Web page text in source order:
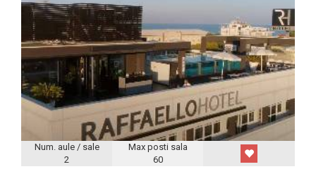
Num. aule / sale
2
Max posti sala
60